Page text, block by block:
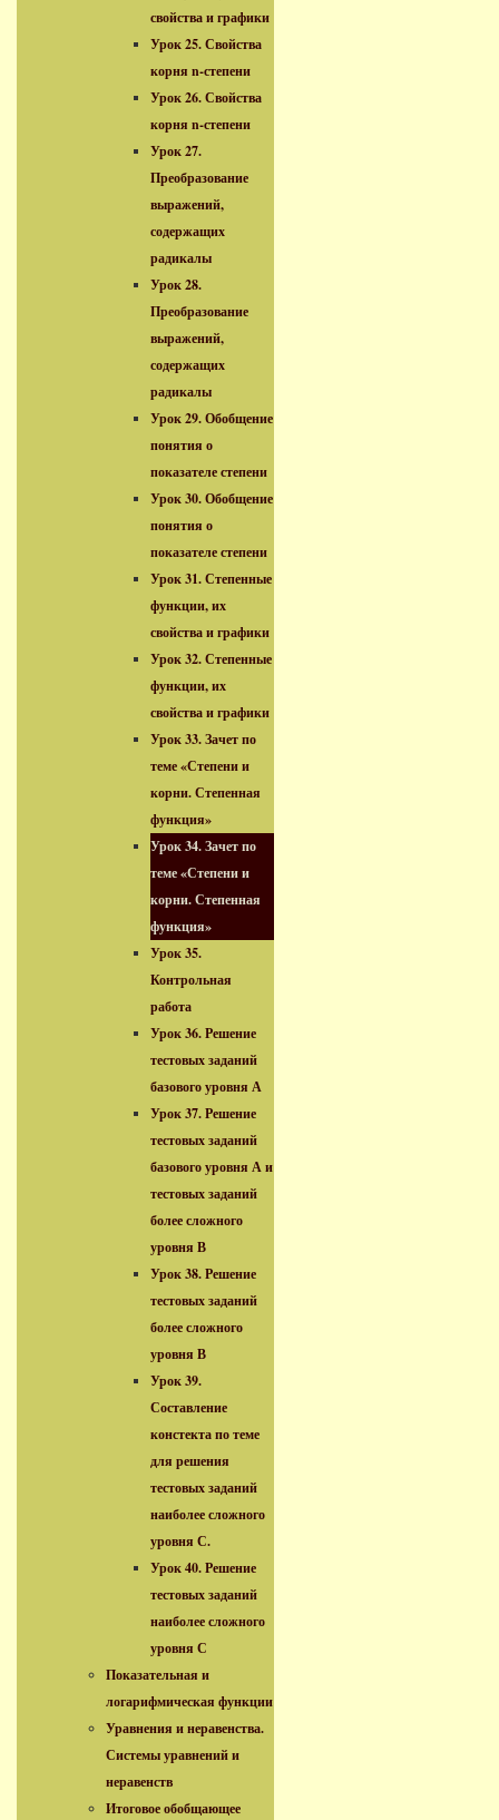
свойства и графики
Урок 25. Свойства
корня n-степени
Урок 26. Свойства
корня n-степени
Урок 27.
Преобразование
выражений,
содержащих
радикалы
Урок 28.
Преобразование
выражений,
содержащих
радикалы
Урок 29. Обобщение
понятия о
показателе степени
Урок 30. Обобщение
понятия о
показателе степени
Урок 31. Степенные
функции, их
свойства и графики
Урок 32. Степенные
функции, их
свойства и графики
Урок 33. Зачет по
теме «Степени и
корни. Степенная
функция»
Урок 34. Зачет по
теме «Степени и
корни. Степенная
функция»
Урок 35.
Контрольная
работа
Урок 36. Решение
тестовых заданий
базового уровня А
Урок 37. Решение
тестовых заданий
базового уровня А и
тестовых заданий
более сложного
уровня В
Урок 38. Решение
тестовых заданий
более сложного
уровня В
Урок 39.
Составление
констекта по теме
для решения
тестовых заданий
наиболее сложного
уровня С.
Урок 40. Решение
тестовых заданий
наиболее сложного
уровня С
Показательная и
логарифмическая функции
Уравнения и неравенства.
Системы уравнений и
неравенств
Итоговое обобщающее